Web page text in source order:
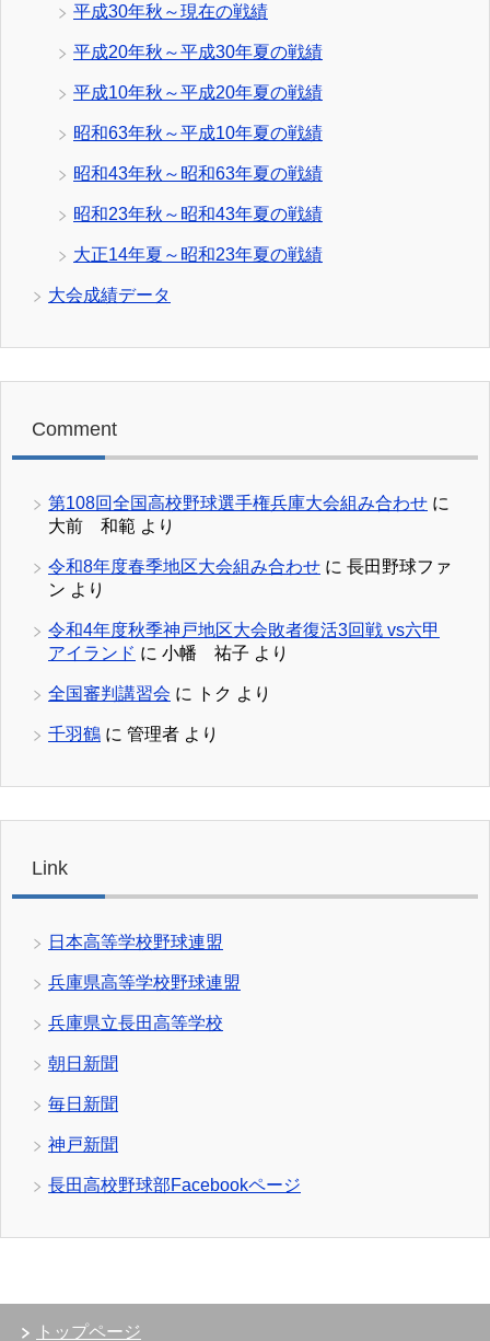
平成30年秋～現在の戦績
平成20年秋～平成30年夏の戦績
平成10年秋～平成20年夏の戦績
昭和63年秋～平成10年夏の戦績
昭和43年秋～昭和63年夏の戦績
昭和23年秋～昭和43年夏の戦績
大正14年夏～昭和23年夏の戦績
大会成績データ
Comment
第108回全国高校野球選手権兵庫大会組み合わせ に
大前 和範 より
令和8年度春季地区大会組み合わせ に 長田野球ファ
ン より
令和4年度秋季神戸地区大会敗者復活3回戦 vs六甲
アイランド に 小幡 祐子 より
全国審判講習会 に トク より
千羽鶴 に 管理者 より
Link
日本高等学校野球連盟
兵庫県高等学校野球連盟
兵庫県立長田高等学校
朝日新聞
毎日新聞
神戸新聞
長田高校野球部Facebookページ
トップページ